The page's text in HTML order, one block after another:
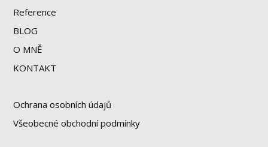
Reference
BLOG
O MNĚ
KONTAKT
Ochrana osobních údajů
Všeobecné obchodní podmínky